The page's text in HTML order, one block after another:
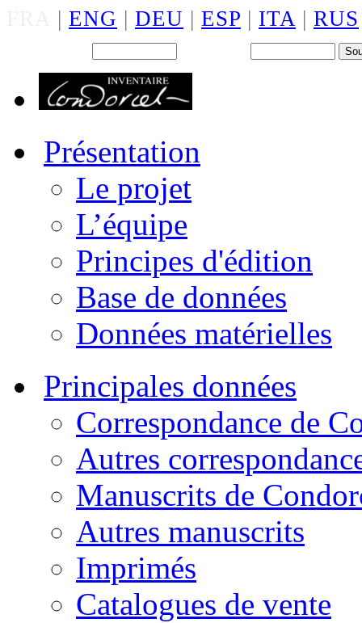
| ENG | DEU | ESP | ITA | RUS
Présentation
Le projet
L’équipe
Principes d'édition
Base de données
Données matérielles
Principales données
Correspondance de
Autres
Manuscrits de
Autres manuscrits
Imprimés
Catalogues de vente